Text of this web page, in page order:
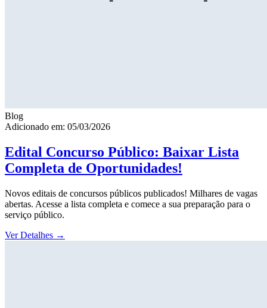
Blog
Adicionado em: 05/03/2026
Edital Concurso Público: Baixar Lista
Completa de Oportunidades!
Novos editais de concursos públicos publicados! Milhares de vagas
abertas. Acesse a lista completa e comece a sua preparação para o
serviço público.
Ver Detalhes →